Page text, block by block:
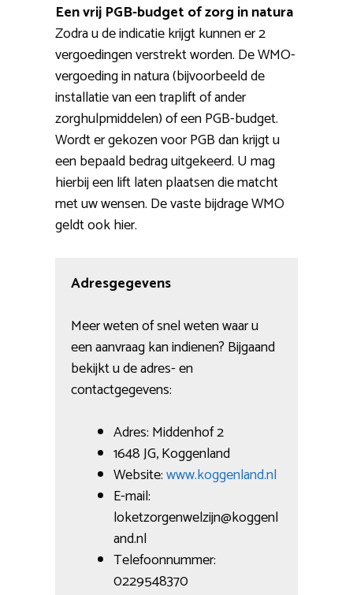
Een vrij PGB-budget of zorg in natura
Zodra u de indicatie krijgt kunnen er 2
vergoedingen verstrekt worden. De WMO-
vergoeding in natura (bijvoorbeeld de
installatie van een traplift of ander
zorghulpmiddelen) of een PGB-budget.
Wordt er gekozen voor PGB dan krijgt u
een bepaald bedrag uitgekeerd. U mag
hierbij een lift laten plaatsen die matcht
met uw wensen. De vaste bijdrage WMO
geldt ook hier.
Adresgegevens
Meer weten of snel weten waar u
een aanvraag kan indienen? Bijgaand
bekijkt u de adres- en
contactgegevens:
Adres: Middenhof 2
1648 JG, Koggenland
Website:www.koggenland.nl
E-mail:
loketzorgenwelzijn@koggenl
and.nl
Telefoonnummer:
0229548370